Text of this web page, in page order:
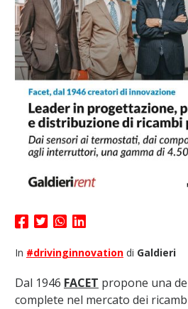
In #drivinginnovationdi Galdieri
Dal 1946 FACET propone una
complete nel mercato dei